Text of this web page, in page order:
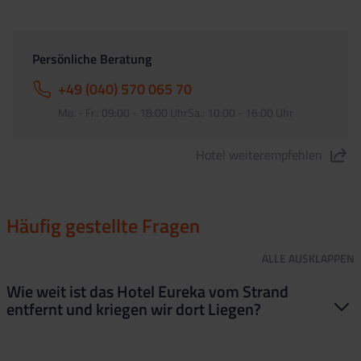
Persönliche Beratung
+49 (040) 570 065 70
Mo. - Fr.: 09:00 - 18:00 UhrSa.: 10:00 - 16:00 Uhr
Hotel weiterempfehlen
Häufig gestellte Fragen
ALLE AUSKLAPPEN
Wie weit ist das Hotel Eureka vom Strand
entfernt und kriegen wir dort Liegen?